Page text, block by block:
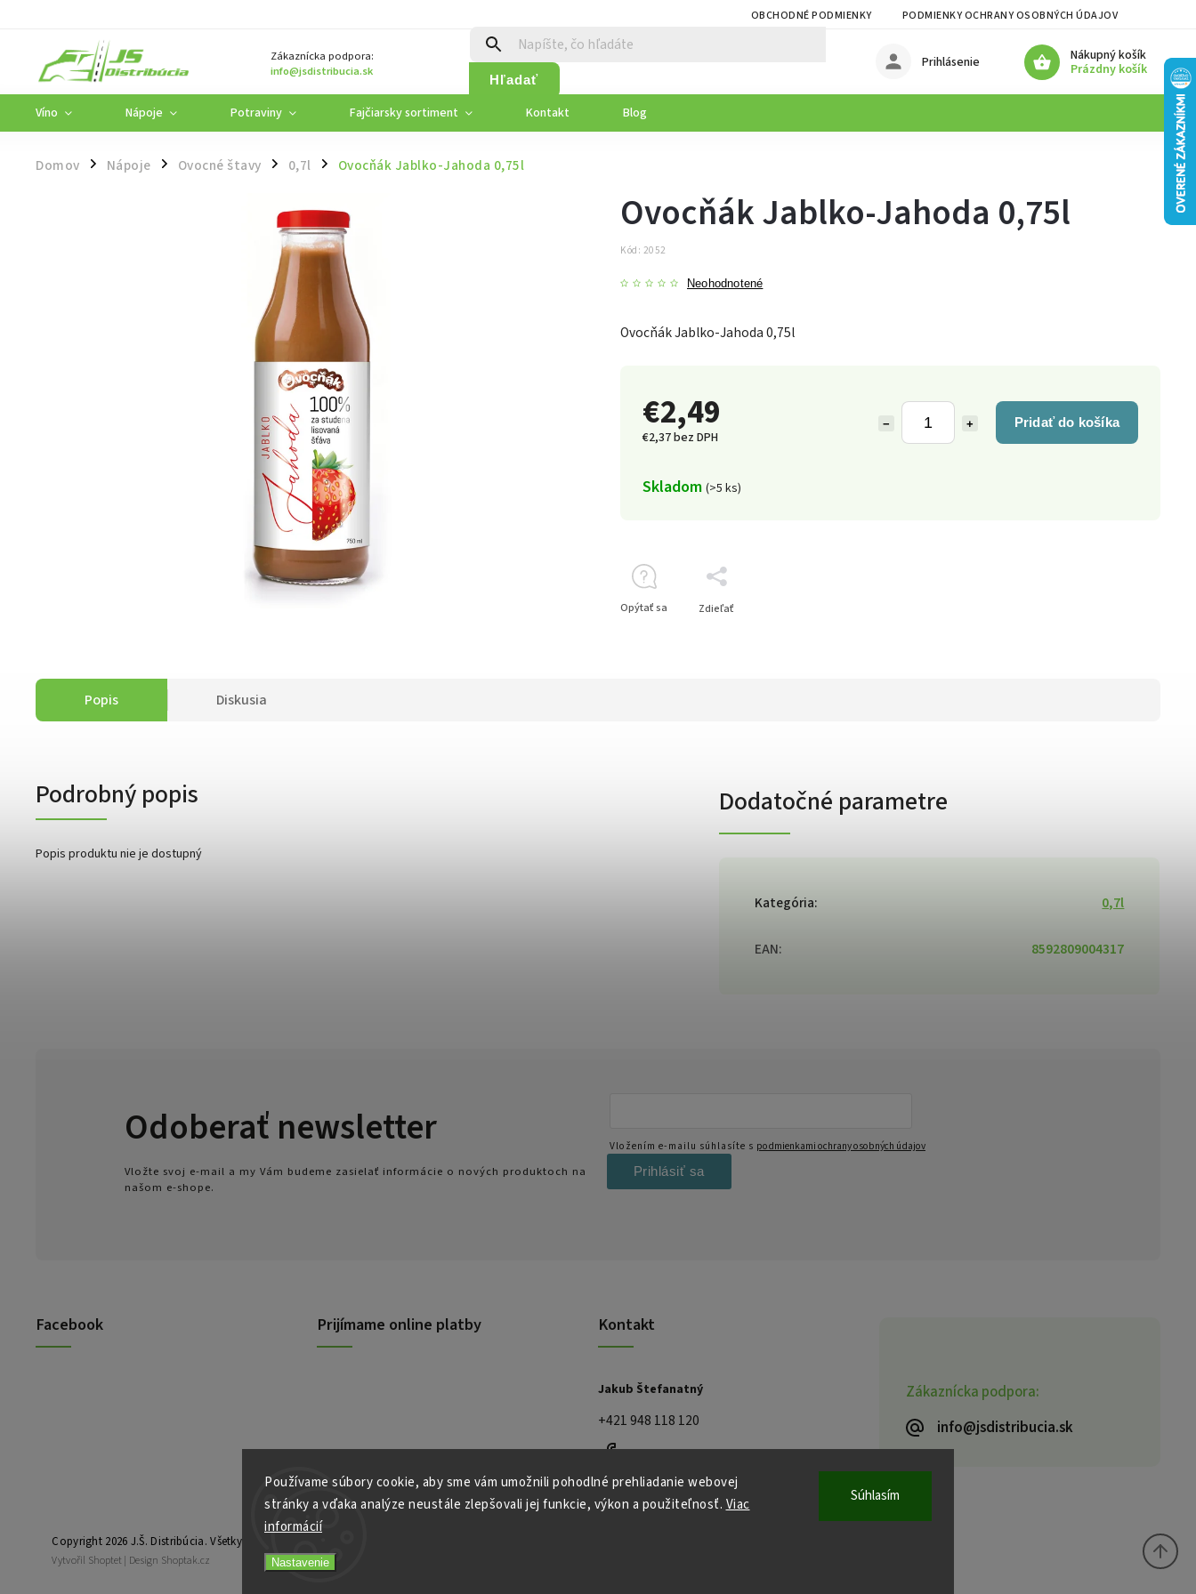
Používame súbory cookie, aby sme vám umožnili pohodlné prehliadanie webovej
stránky a vďaka analýze neustále zlepšovali jej funkcie, výkon a použiteľnosť. Viac
informácií
Nastavenie
Súhlasím
OBCHODNÉ PODMIENKY PODMIENKY OCHRANY OSOBNÝCH ÚDAJOV
Zákaznícka podpora:
info@jsdistribucia.sk
Hľadať
Nákupný košík
Prázdny košík
Prihlásenie
Víno Nápoje Potraviny Fajčiarsky sortiment Kontakt Blog
Domov / Nápoje / Ovocné štavy / 0,7l / Ovocňák Jablko-Jahoda 0,75l
€2,49
€2,37 bez DPH
+
− Pridať do košíka
Skladom (>5 ks)
Ovocňák Jablko-Jahoda 0,75l
Kód: 2052
Neohodnotené
Ovocňák Jablko-Jahoda 0,75l
Opýtať sa Zdieľať
Popis Diskusia
Podrobný popis
Popis produktu nie je dostupný
Dodatočné parametre
Kategória: 0,7l
EAN: 8592809004317
Zákaznícka podpora:
info@jsdistribucia.sk
Facebook Prijímame online platby Kontakt
Jakub Štefanatný
+421 948 118 120
Odoberať newsletter
Vložte svoj e-mail a my Vám budeme zasielať informácie o nových produktoch na
našom e-shope.
Vložením e-mailu súhlasíte s podmienkami ochrany osobných údajov
Prihlásiť sa
Copyright 2026 J.Š. Distribúcia. Všetky práva vyhradené.
Vytvořil Shoptet | Design Shoptak.cz